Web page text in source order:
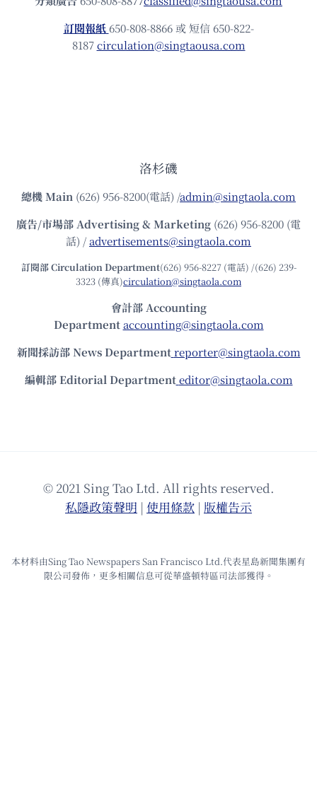
訂閱報紙 650-808-8866 或 短信 650-822-
8187circulation@singtaousa.com
洛杉磯
總機Main (626) 956-8200(電話) /admin@singtaola.com
廣告/市場部Advertising & Marketing (626) 956-8200 (電
話) /advertisements@singtaola.com
訂閱部 Circulation Department(626) 956-8227 (電話) /(626) 239-
3323 (傳真)circulation@singtaola.com
會計部 Accounting
Department accounting@singtaola.com
新聞採訪部 News Department reporter@singtaola.com
編輯部 Editorial Department editor@singtaola.com
© 2021 Sing Tao Ltd. All rights reserved.
私隱政策聲明 | 使⽤條款 | 版權告⽰
本材料由Sing Tao Newspapers San Francisco Ltd.代表星島新聞集團有
限公司發佈，更多相關信息可從華盛頓特區司法部獲得。